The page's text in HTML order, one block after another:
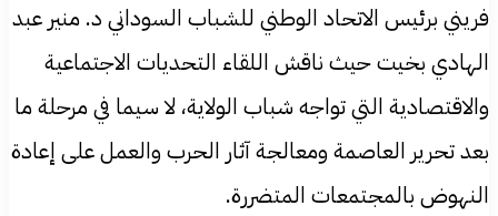
فريني برئيس الاتحاد الوطني للشباب السوداني د. منير عبد
الهادي بخيت حيث ناقش اللقاء التحديات الاجتماعية
والاقتصادية التي تواجه شباب الولاية، لا سيما في مرحلة ما
بعد تحرير العاصمة ومعالجة آثار الحرب والعمل على إعادة
النهوض بالمجتمعات المتضررة.